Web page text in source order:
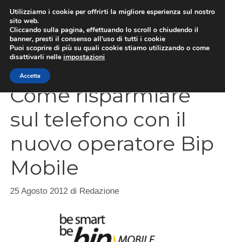
contenuto
Come risparmiare
sul telefono con il
nuovo operatore Bip
Mobile
25 Agosto 2012 di Redazione
Utilizziamo i cookie per offrirti la migliore esperienza sul nostro
sito web.
Cliccando sulla pagina, effettuando lo scroll o chiudendo il
banner, presti il consenso all’uso di tutti i cookie
Puoi scoprire di più su quali cookie stiamo utilizzando o come
disattivarli nelle impostazioni
Accetta